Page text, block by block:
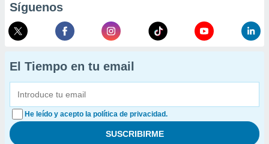
Síguenos
El Tiempo en tu email
He leído y acepto la política de privacidad.